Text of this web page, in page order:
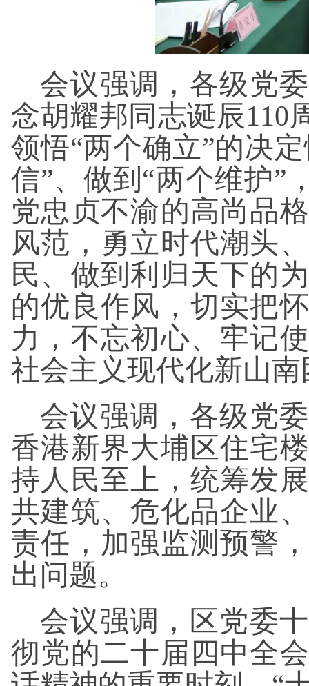
会议强调，各级党
念胡耀邦同志诞辰110
领悟“两个确立”的决
信”、做到“两个维护”
党忠贞不渝的高尚品
风范，勇立时代潮头
民、做到利归天下的
的优良作风，切实把
力，不忘初心、牢记
社会主义现代化新山
会议强调，各级党
香港新界大埔区住宅
持人民至上，统筹发
共建筑、危化品企业
责任，加强监测预警
出问题。
会议强调，区党委
彻党的二十届四中全